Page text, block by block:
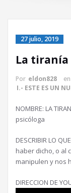
27 julio, 2019
La tiranía
Por eldon828
en
I.- ESTE ES UN
NOMBRE: LA
psicóloga
DESCRIBIR LO
haber dicho, o al
manipulen y nos
DIRECCION DE